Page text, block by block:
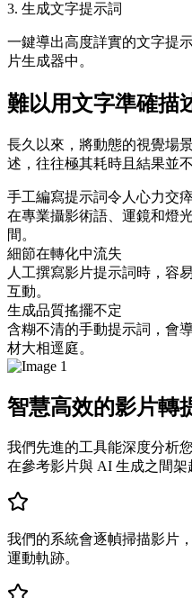
3. 生成文字提示詞
一鍵導出高度詳實的文字提
片生成器中。
難以用文字準確描
長久以來，將動態的視覺場
述，往往極其耗時且結果並不
手工編寫提示詞令人心力交
在專業攝影術語、運鏡和燈
間。
細節在轉化中流失
人工撰寫影片提示詞時，容
互動。
生成品質搖擺不定
含糊不清的手動提示詞，會
材大相逕庭。
智慧高效的影片轉
我們先進的工具能深度分析
在參考影片與 AI 生成之間架
我們的系統會逐幀掃描影片
運動軌跡。